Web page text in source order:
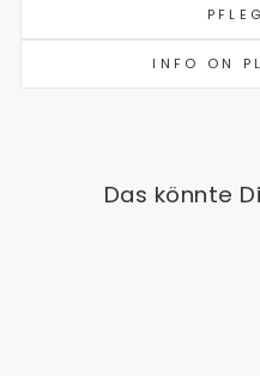
INFO ON
Das könnte